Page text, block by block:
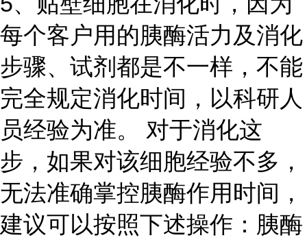
每个客户用的胰酶活力及消化
步骤、试剂都是不一样，不能
完全规定消化时间，以科研人
员经验为准。 对于消化这
步，如果对该细胞经验不多，
无法准确掌控胰酶作用时间，
建议可以按照下述操作：胰酶